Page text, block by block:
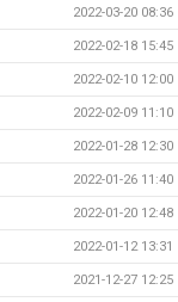
2022-03-20 08:36
2022-02-18 15:45
2022-02-10 12:00
2022-02-09 11:10
2022-01-28 12:30
2022-01-26 11:40
2022-01-20 12:48
2022-01-12 13:31
2021-12-27 12:25